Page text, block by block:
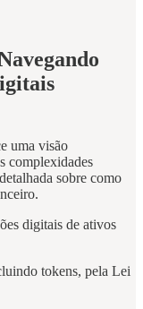
uma visão
complexidades
sobre como
digitais de ativos
tokens, pela Lei